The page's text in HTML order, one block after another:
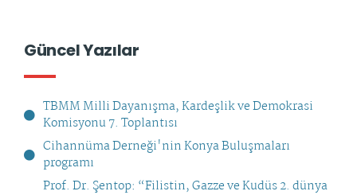
Güncel Yazılar
TBMM Milli Dayanışma, Kardeşlik ve Demokrasi
Komisyonu 7. Toplantısı
Cihannüma Derneği'nin Konya Buluşmaları
programı
Prof. Dr. Şentop: “Filistin, Gazze ve Kudüs 2. dünya